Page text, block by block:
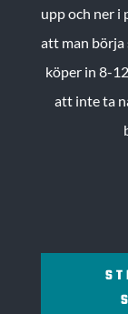
upp och ner i
att man börja
köper in 8-
att inte ta